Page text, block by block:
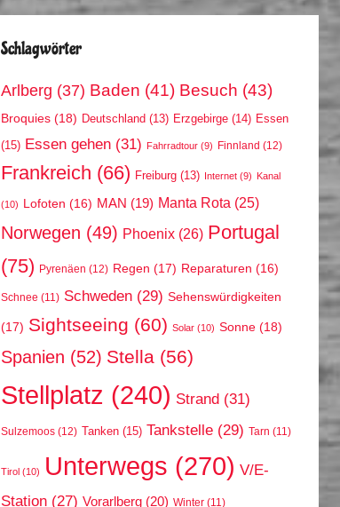
Schlagwörter
Arlberg (37) Baden (41) Besuch (43)
Broquies (18) Deutschland (13) Erzgebirge (14) Essen
(15) Essen gehen (31) Fahrradtour (9) Finnland (12)
Frankreich (66) Freiburg (13) Internet (9) Kanal
(10) Lofoten (16) MAN (19) Manta Rota (25)
Norwegen (49) Phoenix (26) Portugal
(75) Pyrenäen (12) Regen (17) Reparaturen (16)
Schnee (11) Schweden (29) Sehenswürdigkeiten
(17) Sightseeing (60) Solar (10) Sonne (18)
Spanien (52) Stella (56)
Stellplatz (240) Strand (31)
Sulzemoos (12) Tanken (15) Tankstelle (29) Tarn (11)
Tirol (10) Unterwegs (270) V/E-
Station (27) Vorarlberg (20) Winter (11)